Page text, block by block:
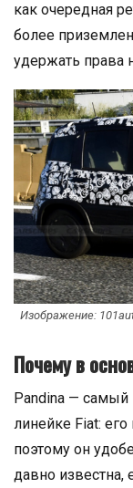
как очередная
более
удержать права
Изображение:
Почему в
Pandina —
линейке Fiat:
поэтому он
давно известна,